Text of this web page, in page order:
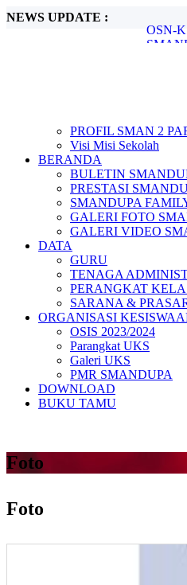
NEWS UPDATE :
SIAP
PROFIL SMAN 2
Visi Misi Sekolah
BERANDA
BULETIN
PRESTASI
SMANDUPA
GALERI FOTO
GALERI VIDEO
DATA
GURU
TENAGA
PERANGKAT
SARANA &
ORGANISASI
OSIS 2023/2024
Parangkat UKS
Galeri UKS
PMR SMANDUPA
DOWNLOAD
BUKU TAMU
Foto
Foto